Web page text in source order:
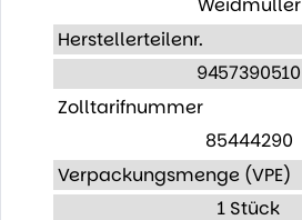
Weidmüller
Herstellerteilenr.
9457390510
Zolltarifnummer
85444290
Verpackungsmenge (VPE)
1 Stück